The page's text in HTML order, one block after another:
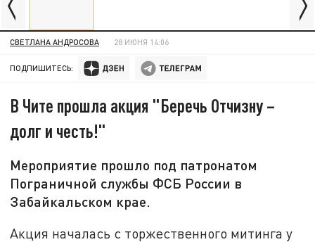
СВЕТЛАНА АНДРОСОВА 28 ИЮНЯ 14:06
ПОДПИШИТЕСЬ:
В Чите прошла акция "Беречь Отчизну –
долг и честь!"
Мероприятие прошло под патронатом
Пограничной службы ФСБ России в
Забайкальском крае.
Акция началась с торжественного митинга у